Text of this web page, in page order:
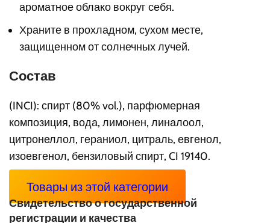
ароматное облако вокруг себя.
Храните в прохладном, сухом месте,
защищенном от солнечных лучей.
Состав
(INCI): спирт (80% vol.), парфюмерная
композиция, вода, лимонен, линалоол,
цитронеллол, гераниол, цитраль, евгенол,
изоевгенол, бензиловый спирт, CI 19140.
Товары из этой категории
Свидетельство о государственной
регистрации и качества